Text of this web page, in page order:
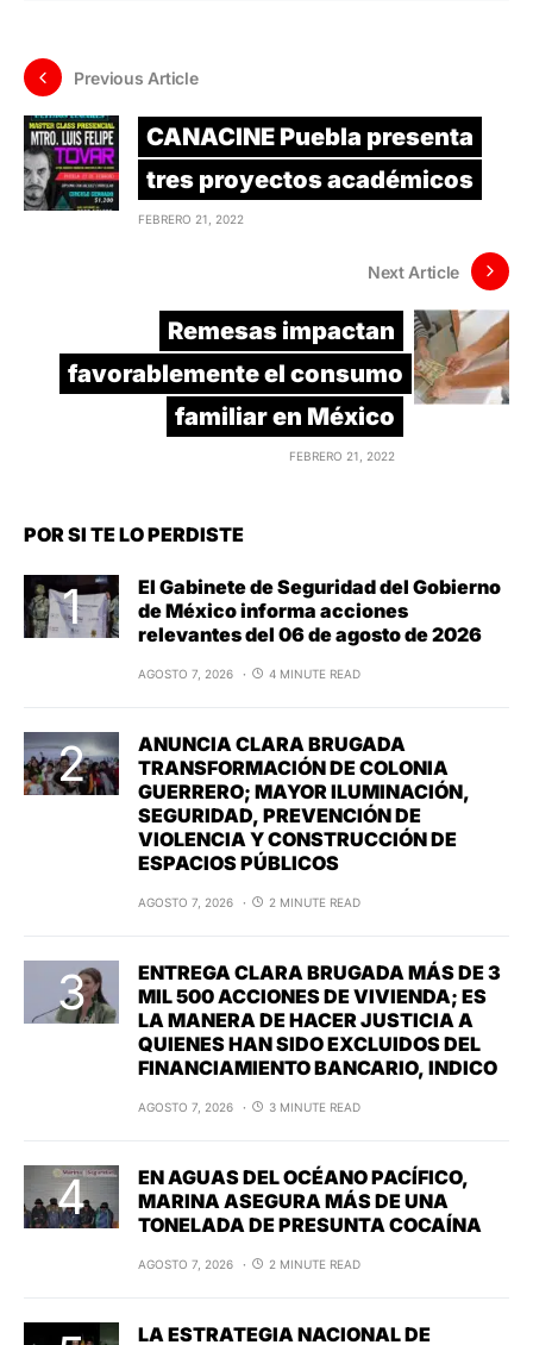
Previous Article
CANACINE Puebla presenta
tres proyectos académicos
FEBRERO 21, 2022
Next Article
Remesas impactan
favorablemente el consumo
familiar en México
FEBRERO 21, 2022
POR SI TE LO PERDISTE
El Gabinete de Seguridad del Gobierno
de México informa acciones
relevantes del 06 de agosto de 2026
AGOSTO 7, 2026 4 MINUTE READ
ANUNCIA CLARA BRUGADA
TRANSFORMACIÓN DE COLONIA
GUERRERO; MAYOR ILUMINACIÓN,
SEGURIDAD, PREVENCIÓN DE
VIOLENCIA Y CONSTRUCCIÓN DE
ESPACIOS PÚBLICOS
AGOSTO 7, 2026 2 MINUTE READ
ENTREGA CLARA BRUGADA MÁS DE 3
MIL 500 ACCIONES DE VIVIENDA; ES
LA MANERA DE HACER JUSTICIA A
QUIENES HAN SIDO EXCLUIDOS DEL
FINANCIAMIENTO BANCARIO, INDICO
AGOSTO 7, 2026 3 MINUTE READ
EN AGUAS DEL OCÉANO PACÍFICO,
MARINA ASEGURA MÁS DE UNA
TONELADA DE PRESUNTA COCAÍNA
AGOSTO 7, 2026 2 MINUTE READ
LA ESTRATEGIA NACIONAL DE